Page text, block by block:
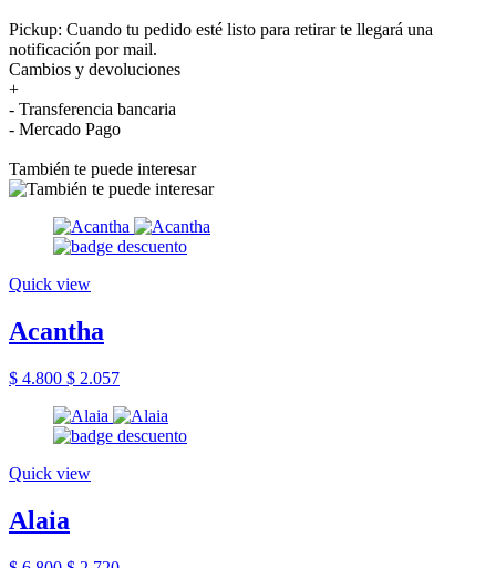
Pickup: Cuando tu pedido esté listo para retirar te llegará una
notificación por mail.
Cambios y devoluciones
+
- Transferencia bancaria
- Mercado Pago
También te puede interesar
Quick view
Acantha
$ 4.800 $ 2.057
Quick view
Alaia